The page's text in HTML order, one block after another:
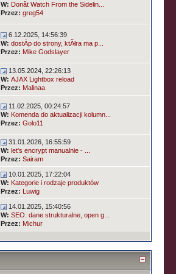
W: Donât Watch From the Sidelin...
Przez: greg54
6.12.2025, 14:56:39
W: dostÄp do strony, ktĂłra ma p...
Przez: Mike Godslayer
13.05.2024, 22:26:13
W: AJAX Lightbox reload
Przez: Malinaa
11.02.2025, 00:24:57
W: Komenda do aktualizacji kolumn...
Przez: Golo11
31.01.2026, 16:55:59
W: let's encrypt manualnie - ...
Przez: Sairam
10.01.2025, 17:22:04
W: Kategorie i rodzaje produktów
Przez: Luwig
14.01.2025, 15:40:56
W: SEO: dane strukturalne, open g...
Przez: Michur